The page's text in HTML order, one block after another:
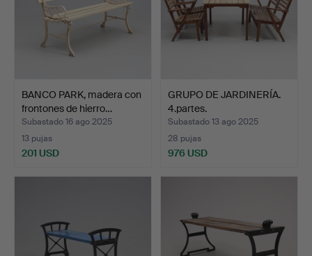
BANCO PARK, madera con
frontones de hierro…
Subastado 16 ago 2025
13 pujas
201 USD
GRUPO DE JARDINERÍA.
4.partes.
Subastado 13 ago 2025
28 pujas
976 USD